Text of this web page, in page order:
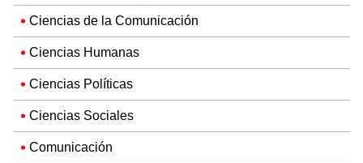
Ciencias de la Comunicación
Ciencias Humanas
Ciencias Políticas
Ciencias Sociales
Comunicación